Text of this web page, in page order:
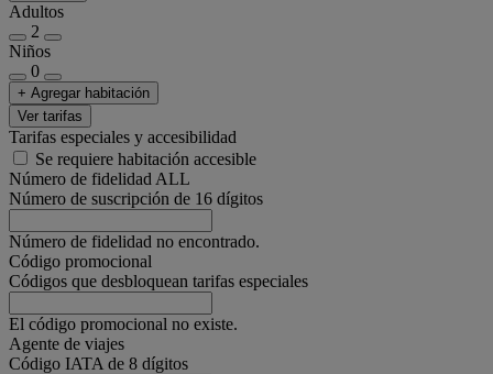
Adultos
2
Niños
0
+ Agregar habitación
Ver tarifas
Tarifas especiales y accesibilidad
Se requiere habitación accesible
Número de fidelidad ALL
Número de suscripción de 16 dígitos
Número de fidelidad no encontrado.
Código promocional
Códigos que desbloquean tarifas especiales
El código promocional no existe.
Agente de viajes
Código IATA de 8 dígitos